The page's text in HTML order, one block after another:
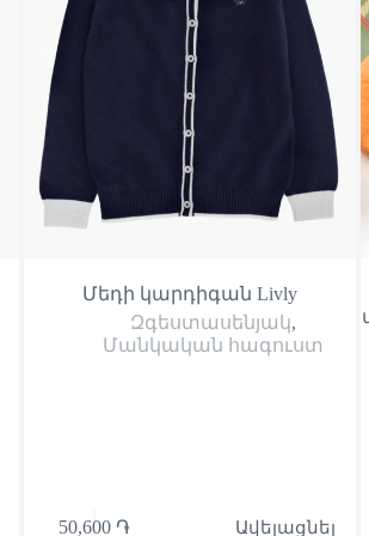
Մեդի կարդիգան Livly
Զգեստասենյակ,
Մանկական հագուստ
50,600 ֏ Ավելացնել